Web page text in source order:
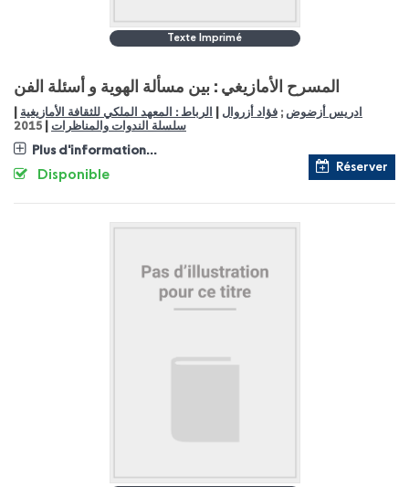
Texte Imprimé
المسرح الأمازيغي : بين مسألة الهوية و أسئلة الفن
ادريس أزضوض ; فؤاد أزروال الرباط : المعهد الملكي للثقافة الأمازيغية
سلسلة الندوات والمناظرات 2015
Plus d'information...
Réserver
Disponible